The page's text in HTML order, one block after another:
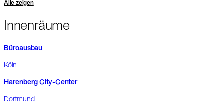
Alle zeigen
Innenräume
Büroausbau
Köln
Harenberg City-Center
Dortmund